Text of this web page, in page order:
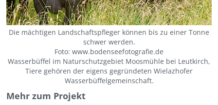
Die mächtigen Landschaftspfleger können bis zu einer Tonne
schwer werden.
Foto: www.bodenseefotografie.de
Wasserbüffel im Naturschutzgebiet Moosmühle bei Leutkirch,
Tiere gehören der eigens gegründeten Wielazhofer
Wasserbüffelgemeinschaft.
Mehr zum Projekt